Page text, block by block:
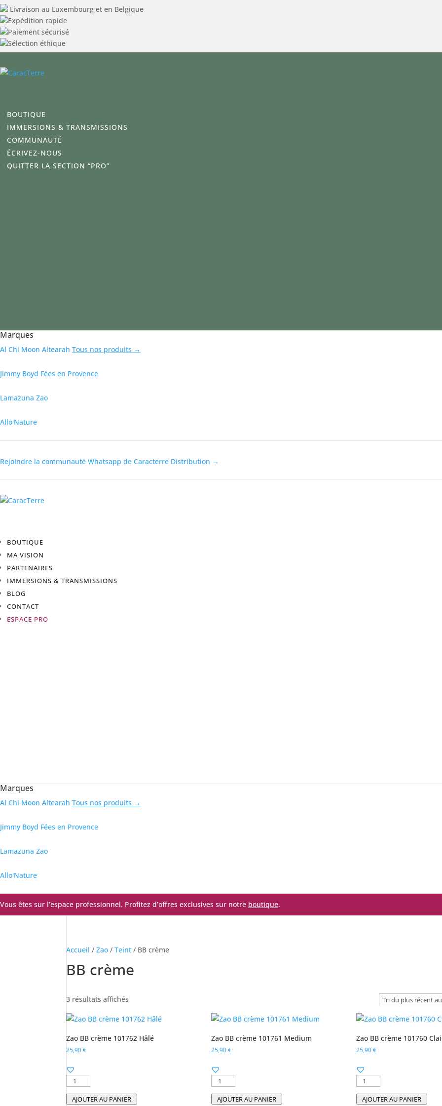
Livraison au Luxembourg et en Belgique
Expédition rapide
Paiement sécurisé
Sélection éthique
BOUTIQUE
IMMERSIONS & TRANSMISSIONS
COMMUNAUTÉ
ÉCRIVEZ-NOUS
QUITTER LA SECTION “PRO”
Marques
Al Chi Moon Altearah Tous nos produits →
Jimmy Boyd Fées en Provence
Lamazuna Zao
Allo'Nature
Rejoindre la communauté Whatsapp de Caracterre Distribution →
BOUTIQUE
MA VISION
PARTENAIRES
IMMERSIONS & TRANSMISSIONS
BLOG
CONTACT
ESPACE PRO
Marques
Al Chi Moon Altearah Tous nos produits →
Jimmy Boyd Fées en Provence
Lamazuna Zao
Allo'Nature
Vous êtes sur l’espace professionnel. Profitez d’offres exclusives sur notre boutique.
Accueil /Zao /Teint / BB crème
BB crème
3 résultats affichés
plus
au
Zao BB crème 101762 Hâlé
25,90€
quantité
de
ZaoAJOUTER AU PANIER
Zao BB crème 101761 Medium
25,90€
quantité
de
ZaoAJOUTER AU PANIER
Zao BB crème 101760
25,90€
quantité
de
ZaoAJOUTER AU PANIER